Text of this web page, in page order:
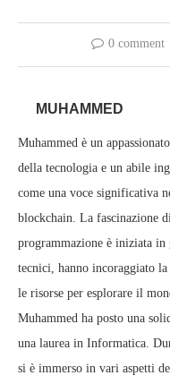
0 comment
MUHAMMED
Muhammed è un
della tecnologia e un abile
come una voce significativa
blockchain. La fascinazione
programmazione è iniziata
tecnici, hanno incoraggiato
le risorse per esplorare il
Muhammed ha posto una
una laurea in Informatica.
si è immerso in vari aspetti